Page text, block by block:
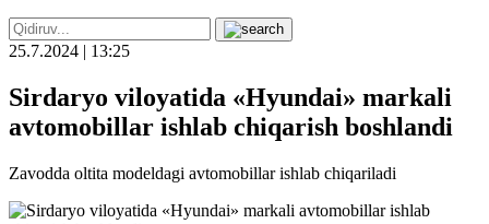
25.7.2024 | 13:25
Sirdaryo viloyatida «Hyundai» markali
avtomobillar ishlab chiqarish boshlandi
Zavodda oltita modeldagi avtomobillar ishlab chiqariladi